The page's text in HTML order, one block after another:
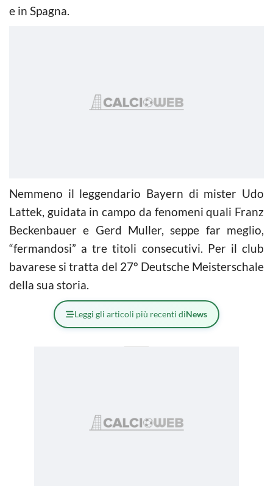
e in Spagna.
Nemmeno il leggendario Bayern di mister Udo
Lattek, guidata in campo da fenomeni quali Franz
Beckenbauer e Gerd Muller, seppe far meglio,
“fermandosi” a tre titoli consecutivi. Per il club
bavarese si tratta del 27° Deutsche Meisterschale
della sua storia.
Leggi gli articoli più recenti diNews